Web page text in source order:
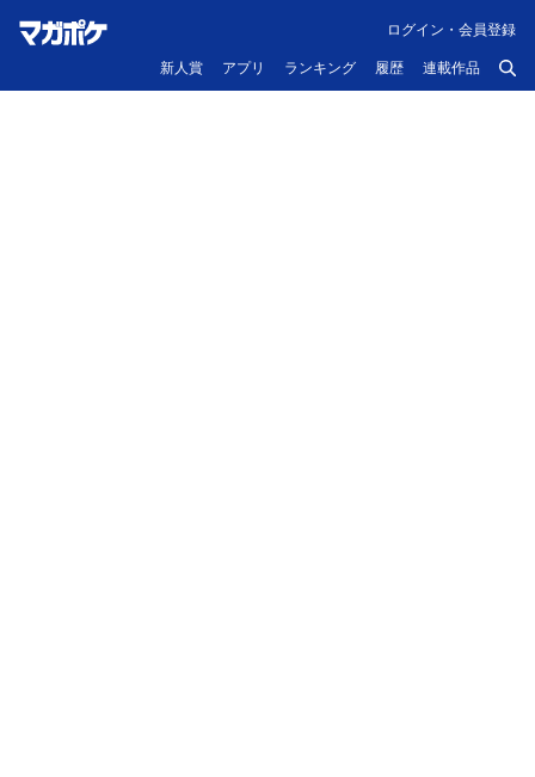
新人賞 アプリ ランキング 履歴 連載作品
ログイン・会員登録